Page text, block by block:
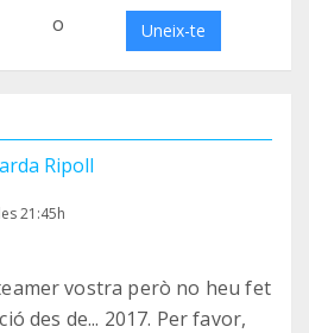
o Uneix-te
Ripoll
21:45h
vostra però no heu fet
des de... 2017. Per favor,